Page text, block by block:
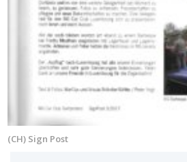
(CH) Sign Post